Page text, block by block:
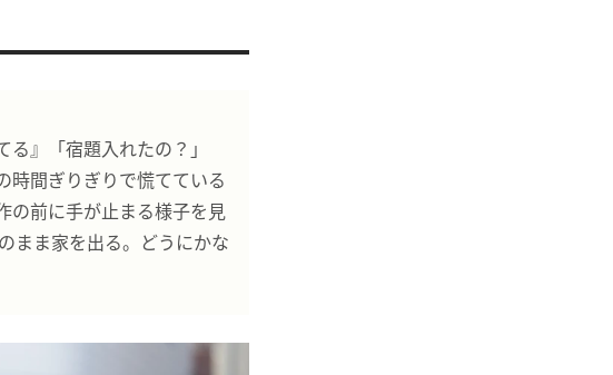
』「宿題入れたの？」
時間ぎりぎりで慌てている
の前に手が止まる様子を見
まま家を出る。どうにかな